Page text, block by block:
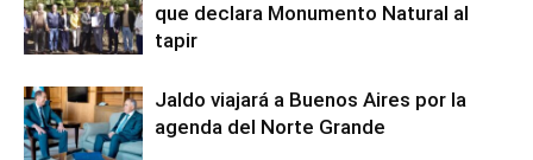
que declara Monumento Natural al
tapir
Jaldo viajará a Buenos Aires por la
agenda del Norte Grande